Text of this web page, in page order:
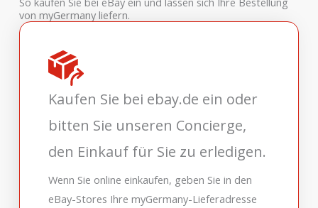
von myGermany liefern.
Kaufen Sie bei ebay.de ein oder
bitten Sie unseren Concierge,
den Einkauf für Sie zu erledigen.
Wenn Sie online einkaufen, geben Sie in den
eBay-Stores Ihre myGermany-Lieferadresse